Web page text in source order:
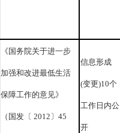
《国务院关于进一步
加强和改进最低生活
保障工作的意见》
（国发〔 2012〕45
信息形成
(变更)10个
工作日内公
开